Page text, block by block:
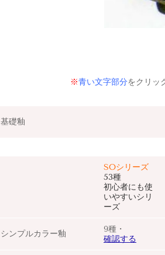
※青い文字部分をクリッ
基礎釉
SOシリーズ
53種
初心者にも使
いやすいシリ
ーズ
シンプルカラー釉
9種・
確認する